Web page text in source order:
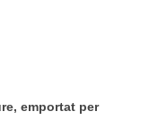
emportat per